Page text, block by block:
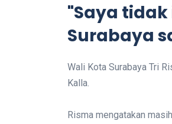
"Saya
Surabaya
Wali Kota Surabaya Tri
Kalla.
Risma mengatakan